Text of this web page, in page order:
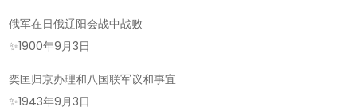
俄军在日俄辽阳会战中战败
✨1900年9月3日
奕匡归京办理和八国联军议和事宜
✨1943年9月3日